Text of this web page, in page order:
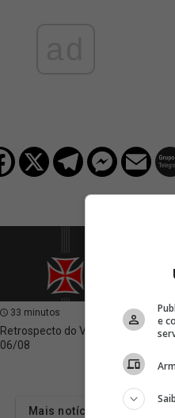
33 minutos
Retrospecto do Vasco em
06/08
34
(06/
Mais notícias
e